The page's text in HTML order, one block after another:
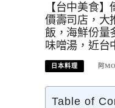
【台中美食
價壽司店，大
飯，海鮮份量
味噌湯，近台
日本料理 阿
Table of